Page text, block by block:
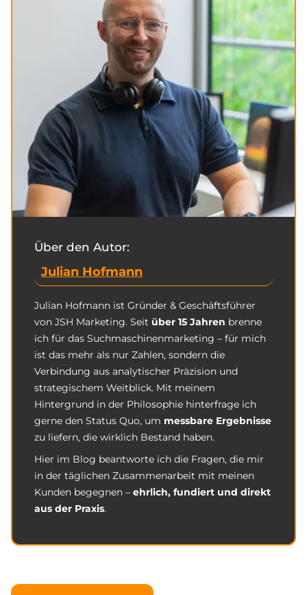
Über den Autor:
Julian Hofmann
Julian Hofmann ist Gründer & Geschäftsführer
von JSH Marketing. Seit über 15 Jahren brenne
ich für das Suchmaschinenmarketing – für mich
ist das mehr als nur Zahlen, sondern die
Verbindung aus analytischer Präzision und
strategischem Weitblick. Mit meinem
Hintergrund in der Philosophie hinterfrage ich
gerne den Status Quo, um messbare Ergebnisse
zu liefern, die wirklich Bestand haben.
Hier im Blog beantworte ich die Fragen, die mir
in der täglichen Zusammenarbeit mit meinen
Kunden begegnen – ehrlich, fundiert und direkt
aus der Praxis.